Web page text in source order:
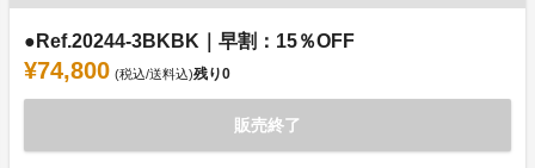
●Ref.20244-3BKBK｜早割：15％OFF
¥74,800 (税込/送料込)残り0
販売終了